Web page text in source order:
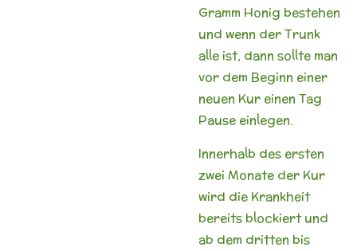
Gramm Honig bestehen
und wenn der Trunk
alle ist, dann sollte man
vor dem Beginn einer
neuen Kur einen Tag
Pause einlegen.
Innerhalb des ersten
zwei Monate der Kur
wird die Krankheit
bereits blockiert und
ab dem dritten bis